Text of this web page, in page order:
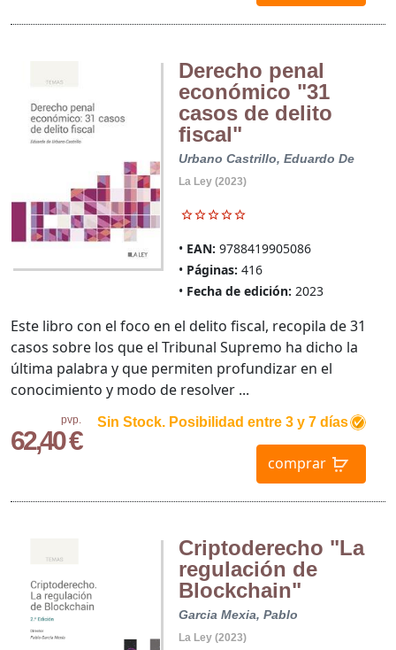
Derecho penal
económico "31
casos de delito
fiscal"
Urbano Castrillo, Eduardo De
La Ley (2023)
EAN: 9788419905086
Páginas: 416
Fecha de edición: 2023
pvp.
62,40 €
Sin Stock. Posibilidad entre 3 y 7 días
comprar
Este libro con el foco en el delito fiscal, recopila de 31
casos sobre los que el Tribunal Supremo ha dicho la
última palabra y que permiten profundizar en el
conocimiento y modo de resolver ...
Criptoderecho "La
regulación de
Blockchain"
Garcia Mexia, Pablo
La Ley (2023)